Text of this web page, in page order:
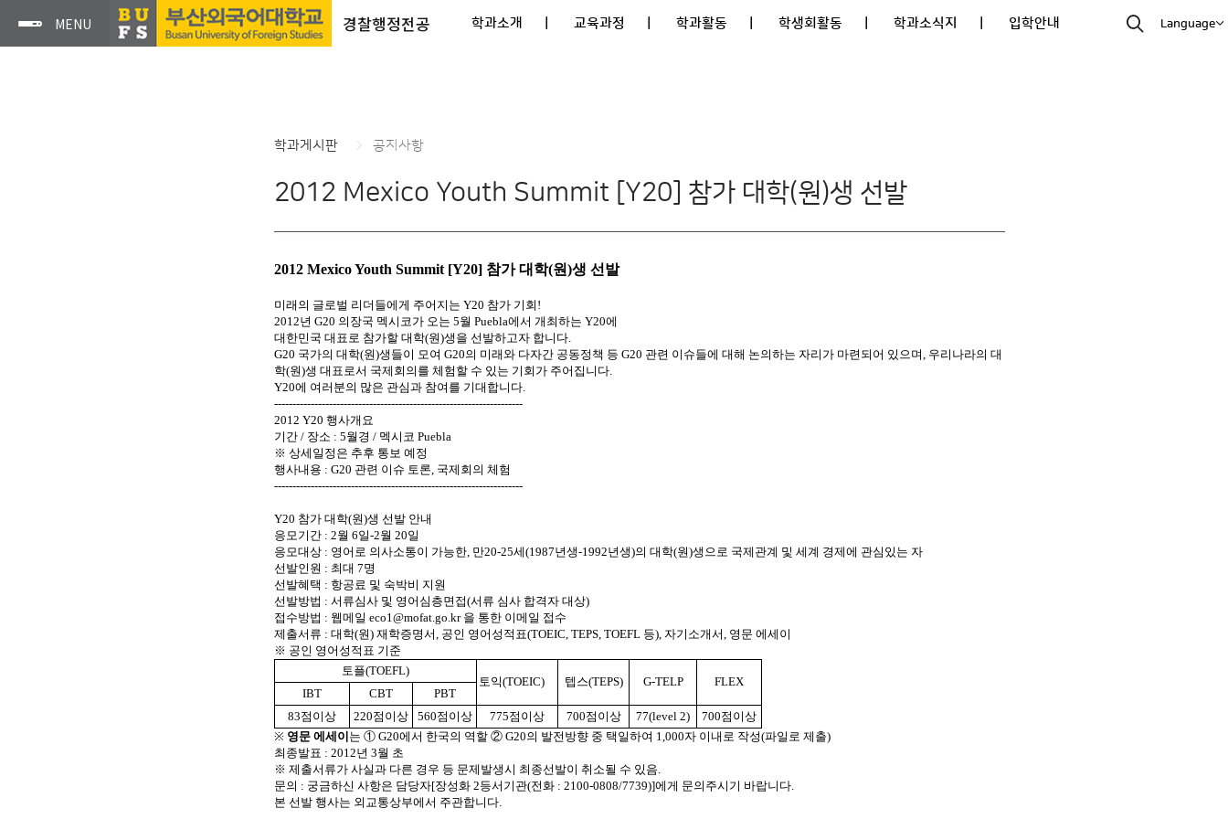
경찰행정전공 학과소개 | 교육과정 | 학과활동 | 학생회활동 | 학과소식지 | 입학안내 Language
학과게시판 공지사항
2012 Mexico Youth Summit [Y20] 참가 대학(원)생 선발
2012 Mexico Youth Summit [Y20] 참가 대학(원)생 선발
미래의 글로벌 리더들에게 주어지는 Y20 참가 기회!
2012년 G20 의장국 멕시코가 오는 5월 Puebla에서 개최하는 Y20에
대한민국 대표로 참가할 대학(원)생을 선발하고자 합니다.
G20 국가의 대학(원)생들이 모여 G20의 미래와 다자간 공동정책 등 G20 관련 이슈들에 대해 논의하는 자리가 마련되어 있으며, 우리나라의 대
학(원)생 대표로서 국제회의를 체험할 수 있는 기회가 주어집니다.
Y20에 여러분의 많은 관심과 참여를 기대합니다.
--------------------------------------------------------------------
2012 Y20 행사개요
기간 / 장소 : 5월경 / 멕시코 Puebla
※ 상세일정은 추후 통보 예정
행사내용 : G20 관련 이슈 토론, 국제회의 체험
--------------------------------------------------------------------
Y20 참가 대학(원)생 선발 안내
응모기간 : 2월 6일-2월 20일
응모대상 : 영어로 의사소통이 가능한, 만20-25세(1987년생-1992년생)의 대학(원)생으로 국제관계 및 세계 경제에 관심있는 자
선발인원 : 최대 7명
선발혜택 : 항공료 및 숙박비 지원
선발방법 : 서류심사 및 영어심층면접(서류 심사 합격자 대상)
접수방법 : 웹메일 eco1@mofat.go.kr 을 통한 이메일 접수
제출서류 : 대학(원) 재학증명서, 공인 영어성적표(TOEIC, TEPS, TOEFL 등), 자기소개서, 영문 에세이
※ 공인 영어성적표 기준
토플(TOEFL)
토익(TOEIC)
텝스(TEPS) G-TELP
FLEX
IBT
CBT
PBT
83점이상
220점이상 560점이상 775점이상 700점이상 77(level 2)
700점이상
※ 영문 에세이 는 ① G20에서 한국의 역할 ② G20의 발전방향 중 택일하여 1,000자 이내로 작성(파일로 제출)
최종발표 : 2012년 3월 초
※ 제출서류가 사실과 다른 경우 등 문제발생시 최종선발이 취소될 수 있음.
문의 : 궁금하신 사항은 담당자[장성화 2등서기관(전화 : 2100-0808/7739)]에게 문의주시기 바랍니다.
본 선발 행사는 외교통상부에서 주관합니다.